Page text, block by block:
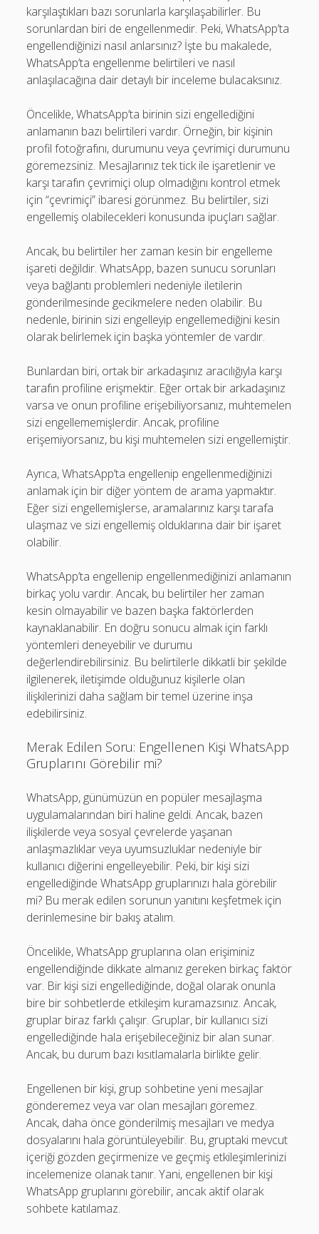
karşılaştıkları bazı sorunlarla karşılaşabilirler. Bu
sorunlardan biri de engellenmedir. Peki, WhatsApp’ta
engellendiğinizi nasıl anlarsınız? İşte bu makalede,
WhatsApp’ta engellenme belirtileri ve nasıl
anlaşılacağına dair detaylı bir inceleme bulacaksınız.
Öncelikle, WhatsApp’ta birinin sizi engellediğini
anlamanın bazı belirtileri vardır. Örneğin, bir kişinin
profil fotoğrafını, durumunu veya çevrimiçi durumunu
göremezsiniz. Mesajlarınız tek tick ile işaretlenir ve
karşı tarafın çevrimiçi olup olmadığını kontrol etmek
için “çevrimiçi” ibaresi görünmez. Bu belirtiler, sizi
engellemiş olabilecekleri konusunda ipuçları sağlar.
Ancak, bu belirtiler her zaman kesin bir engelleme
işareti değildir. WhatsApp, bazen sunucu sorunları
veya bağlantı problemleri nedeniyle iletilerin
gönderilmesinde gecikmelere neden olabilir. Bu
nedenle, birinin sizi engelleyip engellemediğini kesin
olarak belirlemek için başka yöntemler de vardır.
Bunlardan biri, ortak bir arkadaşınız aracılığıyla karşı
tarafın profiline erişmektir. Eğer ortak bir arkadaşınız
varsa ve onun profiline erişebiliyorsanız, muhtemelen
sizi engellememişlerdir. Ancak, profiline
erişemiyorsanız, bu kişi muhtemelen sizi engellemiştir.
Ayrıca, WhatsApp’ta engellenip engellenmediğinizi
anlamak için bir diğer yöntem de arama yapmaktır.
Eğer sizi engellemişlerse, aramalarınız karşı tarafa
ulaşmaz ve sizi engellemiş olduklarına dair bir işaret
olabilir.
WhatsApp’ta engellenip engellenmediğinizi anlamanın
birkaç yolu vardır. Ancak, bu belirtiler her zaman
kesin olmayabilir ve bazen başka faktörlerden
kaynaklanabilir. En doğru sonucu almak için farklı
yöntemleri deneyebilir ve durumu
değerlendirebilirsiniz. Bu belirtilerle dikkatli bir şekilde
ilgilenerek, iletişimde olduğunuz kişilerle olan
ilişkilerinizi daha sağlam bir temel üzerine inşa
edebilirsiniz.
Merak Edilen Soru: Engellenen Kişi WhatsApp
Gruplarını Görebilir mi?
WhatsApp, günümüzün en popüler mesajlaşma
uygulamalarından biri haline geldi. Ancak, bazen
ilişkilerde veya sosyal çevrelerde yaşanan
anlaşmazlıklar veya uyumsuzluklar nedeniyle bir
kullanıcı diğerini engelleyebilir. Peki, bir kişi sizi
engellediğinde WhatsApp gruplarınızı hala görebilir
mi? Bu merak edilen sorunun yanıtını keşfetmek için
derinlemesine bir bakış atalım.
Öncelikle, WhatsApp gruplarına olan erişiminiz
engellendiğinde dikkate almanız gereken birkaç faktör
var. Bir kişi sizi engellediğinde, doğal olarak onunla
bire bir sohbetlerde etkileşim kuramazsınız. Ancak,
gruplar biraz farklı çalışır. Gruplar, bir kullanıcı sizi
engellediğinde hala erişebileceğiniz bir alan sunar.
Ancak, bu durum bazı kısıtlamalarla birlikte gelir.
Engellenen bir kişi, grup sohbetine yeni mesajlar
gönderemez veya var olan mesajları göremez.
Ancak, daha önce gönderilmiş mesajları ve medya
dosyalarını hala görüntüleyebilir. Bu, gruptaki mevcut
içeriği gözden geçirmenize ve geçmiş etkileşimlerinizi
incelemenize olanak tanır. Yani, engellenen bir kişi
WhatsApp gruplarını görebilir, ancak aktif olarak
sohbete katılamaz.